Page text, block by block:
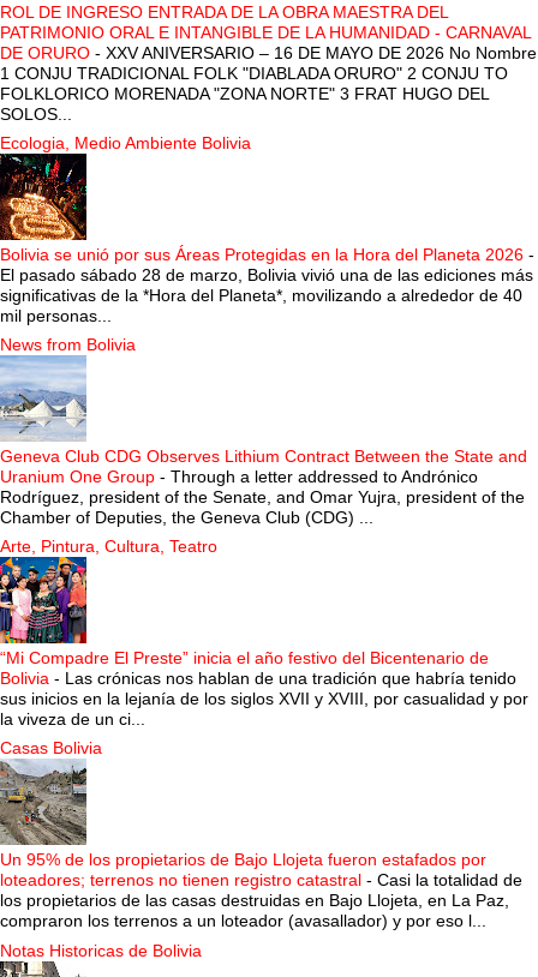
ROL DE INGRESO ENTRADA DE LA OBRA MAESTRA DEL
PATRIMONIO ORAL E INTANGIBLE DE LA HUMANIDAD - CARNAVAL
DE ORURO - XXV ANIVERSARIO – 16 DE MAYO DE 2026 No Nombre
1 CONJU TRADICIONAL FOLK "DIABLADA ORURO" 2 CONJU TO
FOLKLORICO MORENADA "ZONA NORTE" 3 FRAT HUGO DEL
SOLOS...
Ecologia, Medio Ambiente Bolivia
Bolivia se unió por sus Áreas Protegidas en la Hora del Planeta 2026 -
El pasado sábado 28 de marzo, Bolivia vivió una de las ediciones más
significativas de la *Hora del Planeta*, movilizando a alrededor de 40
mil personas...
News from Bolivia
Geneva Club CDG Observes Lithium Contract Between the State and
Uranium One Group - Through a letter addressed to Andrónico
Rodríguez, president of the Senate, and Omar Yujra, president of the
Chamber of Deputies, the Geneva Club (CDG) ...
Arte, Pintura, Cultura, Teatro
“Mi Compadre El Preste” inicia el año festivo del Bicentenario de
Bolivia - Las crónicas nos hablan de una tradición que habría tenido
sus inicios en la lejanía de los siglos XVII y XVIII, por casualidad y por
la viveza de un ci...
Casas Bolivia
Un 95% de los propietarios de Bajo Llojeta fueron estafados por
loteadores; terrenos no tienen registro catastral - Casi la totalidad de
los propietarios de las casas destruidas en Bajo Llojeta, en La Paz,
compraron los terrenos a un loteador (avasallador) y por eso l...
Notas Historicas de Bolivia